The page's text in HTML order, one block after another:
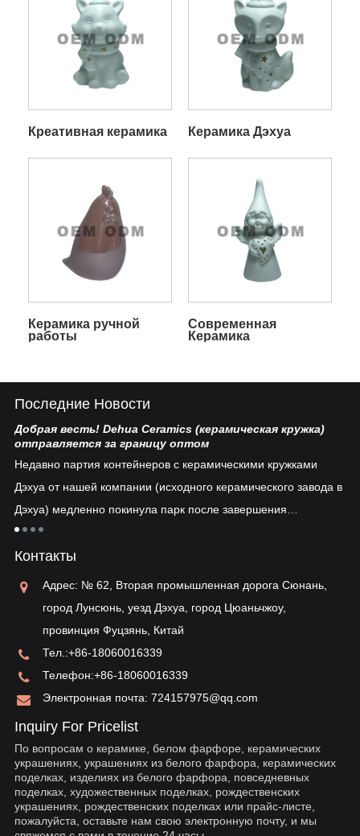
Креативная керамика Керамика Дэхуа
Керамика ручной
работы
Современная
Керамика
Последние Новости
Добрая весть! Dehua Ceramics (керамическая кружка)
отправляется за границу оптом
Недавно партия контейнеров с керамическими кружками
Дэхуа от нашей компании (исходного керамического завода в
Дэхуа) медленно покинула парк после завершения
таможенного оформления...
Контакты
Адрес: № 62, Вторая промышленная дорога Сюнань,
город Лунсюнь, уезд Дэхуа, город Цюаньчжоу,
провинция Фуцзянь, Китай
Тел.:+86-18060016339
Телефон:+86-18060016339
Электронная почта: 724157975@qq.com
Inquiry For Pricelist
По вопросам о керамике, белом фарфоре, керамических
украшениях, украшениях из белого фарфора, керамических
поделках, изделиях из белого фарфора, повседневных
поделках, художественных поделках, рождественских
украшениях, рождественских поделках или прайс-листе,
пожалуйста, оставьте нам свою электронную почту, и мы